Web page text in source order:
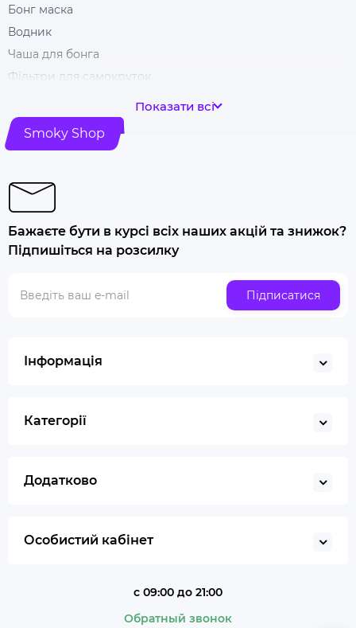
Бонг маска
Водник
Чаша для бонга
Фільтри для самокруток
Гріндери
Ковпак для куріння
Купити папір для самокруток
Попільничка
Купити люльку для куріння
Люлька для куріння набір
Купити ювелірні ваги
Гільйотина для сигар
Показати всі
Smoky Shop
Бажаєте бути в курсі всіх наших акцій та знижок?
Підпишіться на розсилку
Підписатися
Інформація
Категорії
Додатково
Особистий кабінет
с 09:00 до 21:00
Обратный звонок